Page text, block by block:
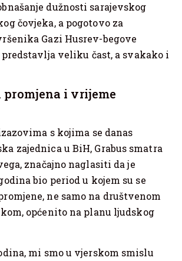
dužnosti sarajevskog
čovjeka, a pogotovo za
Gazi Husrev-begove
predstavlja veliku čast, a svakako i
promjena i vrijeme
s kojima se danas
zajednica u BiH, Grabus smatra
značajno naglasiti da je
bio period u kojem su se
ne samo na društvenom
općenito na planu ljudskog
mi smo u vjerskom smislu